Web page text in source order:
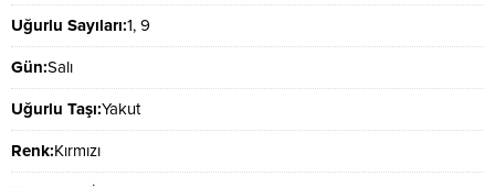
Uğurlu Sayıları:1, 9
Gün:Salı
Uğurlu Taşı:Yakut
Renk:Kırmızı